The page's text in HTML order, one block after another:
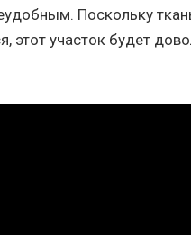
Поскольку
этот участок будет